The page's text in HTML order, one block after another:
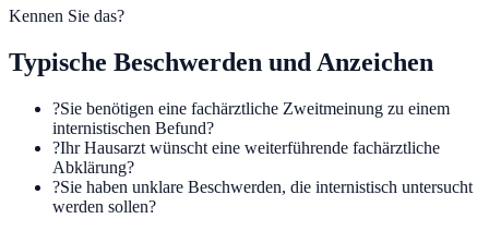
Kennen Sie das?
Typische Beschwerden und Anzeichen
?Sie benötigen eine fachärztliche Zweitmeinung zu einem
internistischen Befund?
?Ihr Hausarzt wünscht eine weiterführende fachärztliche
Abklärung?
?Sie haben unklare Beschwerden, die internistisch untersucht
werden sollen?